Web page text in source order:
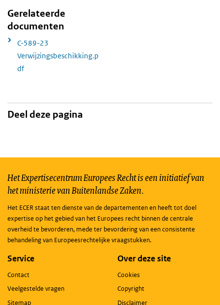
Gerelateerde
documenten
C-589-23
Verwijzingsbeschikking.p
df
Deel deze pagina
Het Expertisecentrum Europees Recht is een initiatief van
het ministerie van Buitenlandse Zaken.
Het ECER staat ten dienste van de departementen en heeft tot doel
expertise op het gebied van het Europees recht binnen de centrale
overheid te bevorderen, mede ter bevordering van een consistente
behandeling van Europeesrechtelijke vraagstukken.
Service
Contact
Veelgestelde vragen
Sitemap
Over deze site
Cookies
Copyright
Disclaimer